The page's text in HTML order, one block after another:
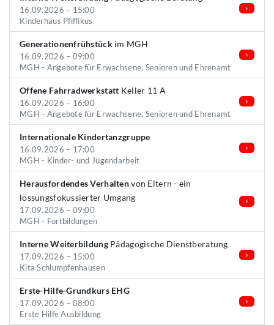
16.09.2026 – 15:00
Kinderhaus Pfiffikus
Generationenfrühstückim MGH
16.09.2026 – 09:00
MGH - Angebote für Erwachsene, Senioren und Ehrenamt
Offene Fahrradwerkstatt Keller 11 A
16.09.2026 – 16:00
MGH - Angebote für Erwachsene, Senioren und Ehrenamt
Internationale Kindertanzgruppe
16.09.2026 – 17:00
MGH - Kinder- und Jugendarbeit
Herausfordendes Verhaltenvon Eltern - ein
lössungsfokussierter Umgang
17.09.2026 – 09:00
MGH - Fortbildungen
Interne WeiterbildungPädagogische Dienstberatung
17.09.2026 – 15:00
Kita Schlumpfenhausen
Erste-Hilfe-Grundkurs EHG
17.09.2026 – 08:00
Erste Hilfe Ausbildung